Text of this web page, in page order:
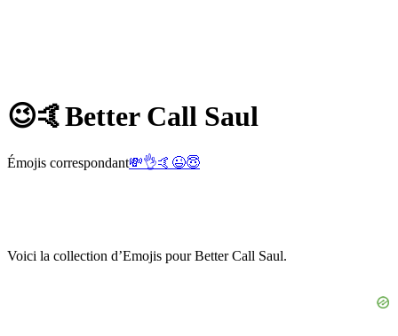
😉🤙Better Call Saul
Émojis correspondant💸👌🤙 😉😇
Voici la collection d’Emojis pour Better Call Saul.